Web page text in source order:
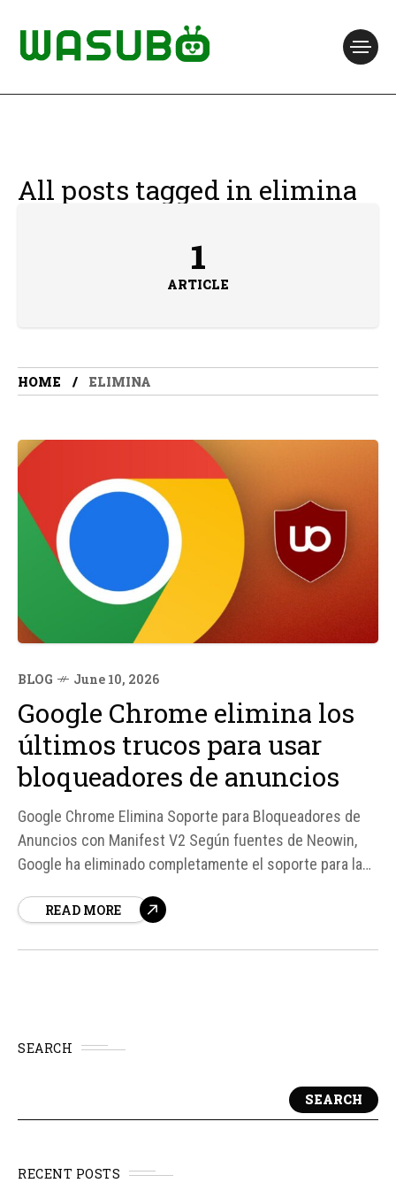
All posts tagged in elimina
1
ARTICLE
HOME ELIMINA
BLOG June 10, 2026
Google Chrome elimina los
últimos trucos para usar
bloqueadores de anuncios
Google Chrome Elimina Soporte para Bloqueadores de
Anuncios con Manifest V2 Según fuentes de Neowin,
Google ha eliminado completamente el soporte para las
Manifest V2 en su navegador Chrome. Esto significa que
READ MORE
SEARCH
SEARCH
RECENT POSTS